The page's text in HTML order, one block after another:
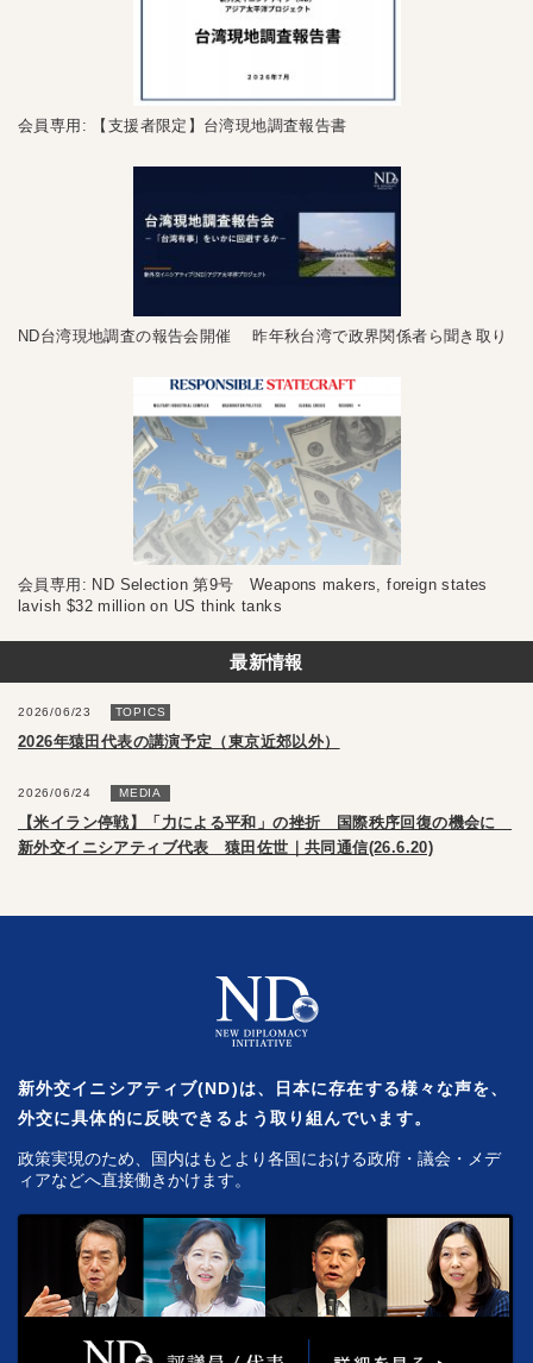
会員専用: 【支援者限定】台湾現地調査報告書
ND台湾現地調査の報告会開催 昨年秋台湾で政界関係者ら聞き取り
会員専用: ND Selection 第9号 Weapons makers, foreign states
lavish $32 million on US think tanks
最新情報
2026/06/23 TOPICS
2026年猿田代表の講演予定（東京近郊以外）
2026/06/24 MEDIA
【米イラン停戦】「力による平和」の挫折 国際秩序回復の機会に
新外交イニシアティブ代表 猿田佐世｜共同通信(26.6.20)
新外交イニシアティブ(ND)は、日本に存在する様々な声を、
外交に具体的に反映できるよう取り組んでいます。
政策実現のため、国内はもとより各国における政府・議会・メデ
ィアなどへ直接働きかけます。